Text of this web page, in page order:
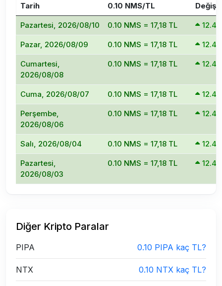
Tarih 0.10 NMS/TL
Pazartesi, 2026/08/10 0.10 NMS = 17,18 TL
Pazar, 2026/08/09 0.10 NMS = 17,18 TL
Cumartesi,
2026/08/08
0.10 NMS = 17,18 TL
Cuma, 2026/08/07 0.10 NMS = 17,18 TL
Perşembe,
2026/08/06
0.10 NMS = 17,18 TL
Salı, 2026/08/04 0.10 NMS = 17,18 TL
Pazartesi,
2026/08/03
0.10 NMS = 17,18 TL
Diğer Kripto Paralar
PIPA 0.10 PIPA kaç TL?
NTX 0.10 NTX kaç TL?